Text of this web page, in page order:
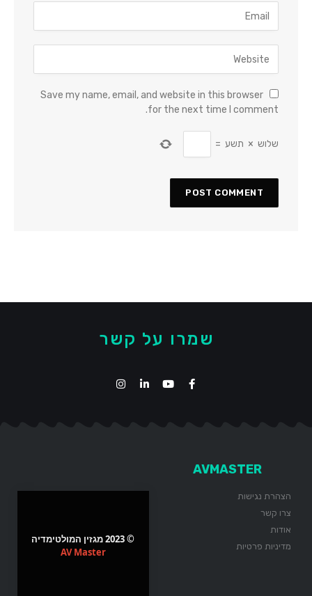
Save my name, email, and website in this browser
for the next time I comment.
שלוש × תשע =
שמרו על קשר
AVMASTER
הצהרת נגישות
צרו קשר
אודות
מדיניות פרטיות
© 2023 מגזין המולטימדיה
AV Master